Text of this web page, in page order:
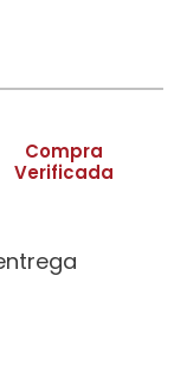
Compra
Verificada